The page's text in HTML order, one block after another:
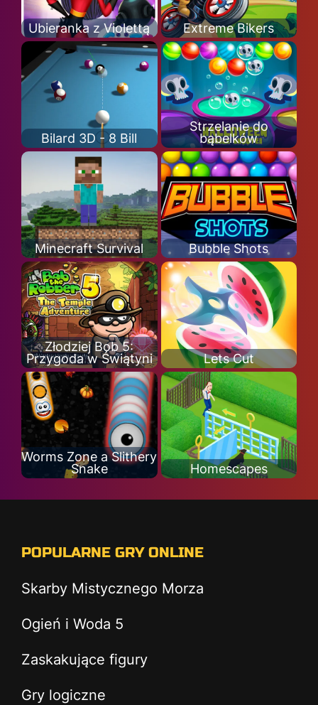
Ubieranka z Violettą Extreme Bikers
Bilard 3D - 8 Bill
Strzelanie do
bąbelków
Minecraft Survival Bubble Shots
Złodziej Bob 5:
Przygoda w Świątyni
Lets Cut
Worms Zone a Slithery
Snake
Homescapes
POPULARNE GRY ONLINE
Skarby Mistycznego Morza
Ogień i Woda 5
Zaskakujące figury
Gry logiczne